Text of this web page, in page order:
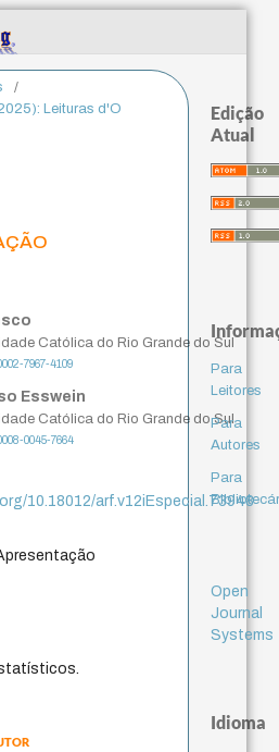
/
Leituras d'O
Católica do Rio Grande do Sul
7967-4109
Esswein
Católica do Rio Grande do Sul
0045-7664
10.18012/arf.v12iEspecial.73948
Edição
Atual
Para
Leitores
Para
Autores
Para
Open
Journal
Systems
Idioma